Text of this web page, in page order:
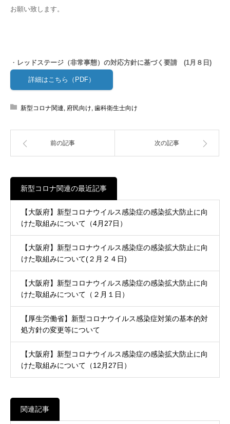
お願い致します。
・ レッドステージ（非常事態）の対応方針に基づく要請 (1 月８ 日)
詳細はこちら（PDF）
新型コロナ関連 府民向け 歯科衛生士向け
前の記事 次の記事
新型コロナ関連の最近記事
【大阪府】新型コロナウイルス感染症の感染拡大防止に向
けた取組みについて（4月27日）
【大阪府】新型コロナウイルス感染症の感染拡大防止に向
けた取組みについて(２月２４日)
【大阪府】新型コロナウイルス感染症の感染拡大防止に向
けた取組みについて（２月１日）
【厚生労働省】新型コロナウイルス感染症対策の基本的対
処方針の変更等について
【大阪府】新型コロナウイルス感染症の感染拡大防止に向
けた取組みについて（12月27日）
関連記事